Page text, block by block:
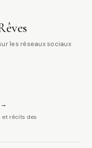
les réseaux sociaux
et récits des